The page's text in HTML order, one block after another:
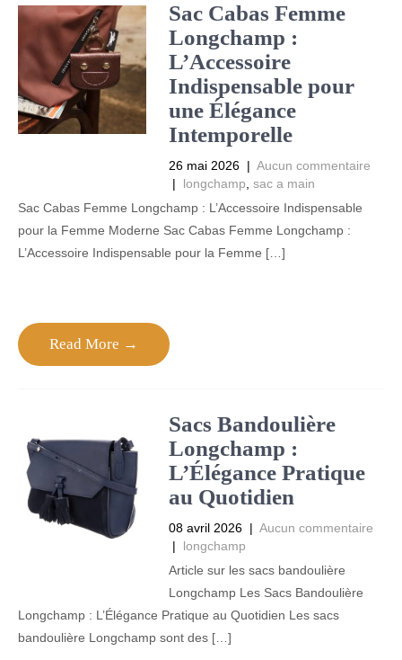
Sac Cabas Femme
Longchamp :
L’Accessoire
Indispensable pour
une Élégance
Intemporelle
26 mai 2026 | Aucun commentaire
| longchamp sac a main
Sac Cabas Femme Longchamp : L’Accessoire Indispensable
pour la Femme Moderne Sac Cabas Femme Longchamp :
L’Accessoire Indispensable pour la Femme […]
Read More →
Sacs Bandoulière
Longchamp :
L’Élégance Pratique
au Quotidien
08 avril 2026 | Aucun commentaire
| longchamp
Article sur les sacs bandoulière
Longchamp Les Sacs Bandoulière
Longchamp : L’Élégance Pratique au Quotidien Les sacs
bandoulière Longchamp sont des […]